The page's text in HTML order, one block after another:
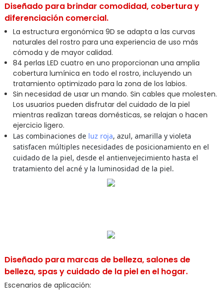
Diseñado para brindar comodidad, cobertura y
diferenciación comercial.
La estructura ergonómica 9D se adapta a las curvas
naturales del rostro para una experiencia de uso más
cómoda y de mayor calidad.
84 perlas LED cuatro en uno proporcionan una amplia
cobertura lumínica en todo el rostro, incluyendo un
tratamiento optimizado para la zona de los labios.
Sin necesidad de usar un mando. Sin cables que molesten.
Los usuarios pueden disfrutar del cuidado de la piel
mientras realizan tareas domésticas, se relajan o hacen
ejercicio ligero.
Las combinaciones de luz roja, azul, amarilla y violeta
satisfacen múltiples necesidades de posicionamiento en el
cuidado de la piel, desde el antienvejecimiento hasta el
tratamiento del acné y la luminosidad de la piel.
Diseñado para marcas de belleza, salones de
belleza, spas y cuidado de la piel en el hogar.
Escenarios de aplicación: